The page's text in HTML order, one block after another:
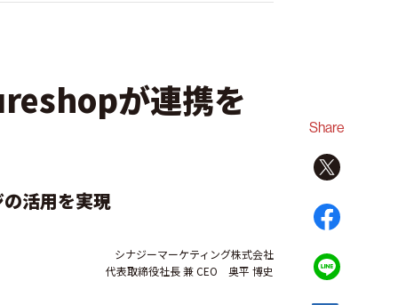
が連携を
活用を実現
シナジーマーケティング株式会社
代表取締役社長 兼 CEO 奥平 博史
Share